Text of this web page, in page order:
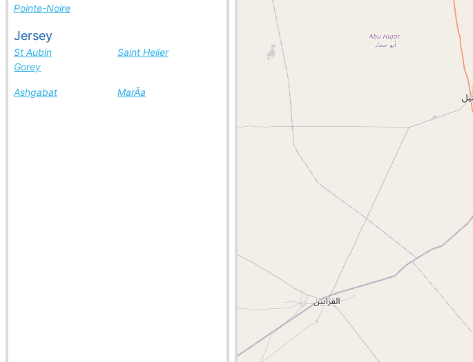
Pointe-Noire
Jersey
St Aubin
Saint Helier
Gorey
Ashgabat MarÃ­a